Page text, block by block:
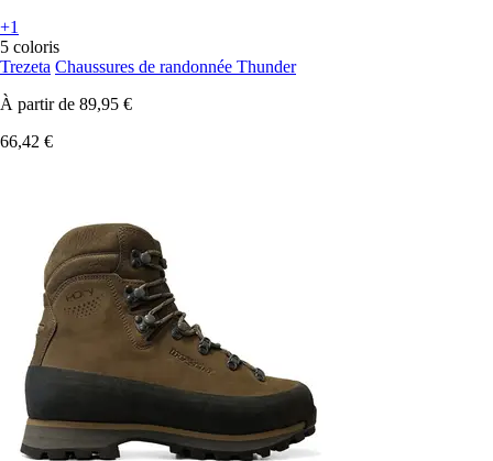
+1
5 coloris
Trezeta Chaussures de randonnée Thunder
À partir de 89,95 €
66,42 €